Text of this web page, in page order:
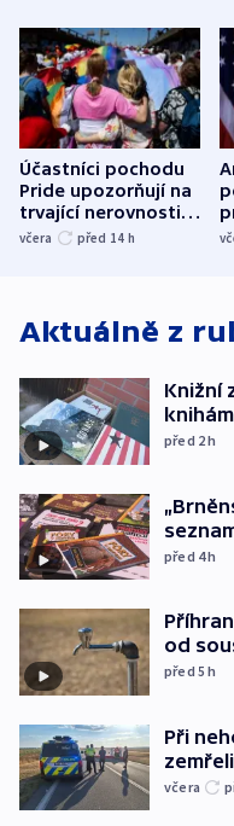
Účastníci pochodu
Pride upozorňují na
trvající nerovnosti i
společenskou
včera před 14 h
Aktuálně z
Knižní
před 2h
před 4h
od
před 5h
Při
včera